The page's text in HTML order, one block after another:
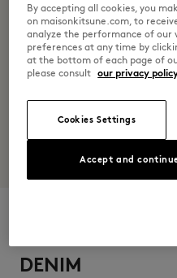
DENIM
By accepting all cookies, you
on maisonkitsune.com, to
analyze the performance of our
preferences at any time by
at the bottom of each page of
please consult our privacy
Cookies Settings
Accept and